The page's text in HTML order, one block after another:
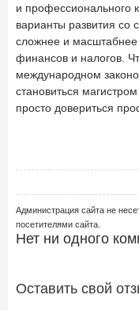
и профессионального
варианты развития со
сложнее и
финансов и налогов.
международном
становиться
просто довериться
Администрация сайта не
посетителями сайта.
Нет ни одного
Оставить свой